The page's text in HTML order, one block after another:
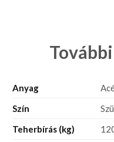
Anyag
Szín
Teherbírás (kg)